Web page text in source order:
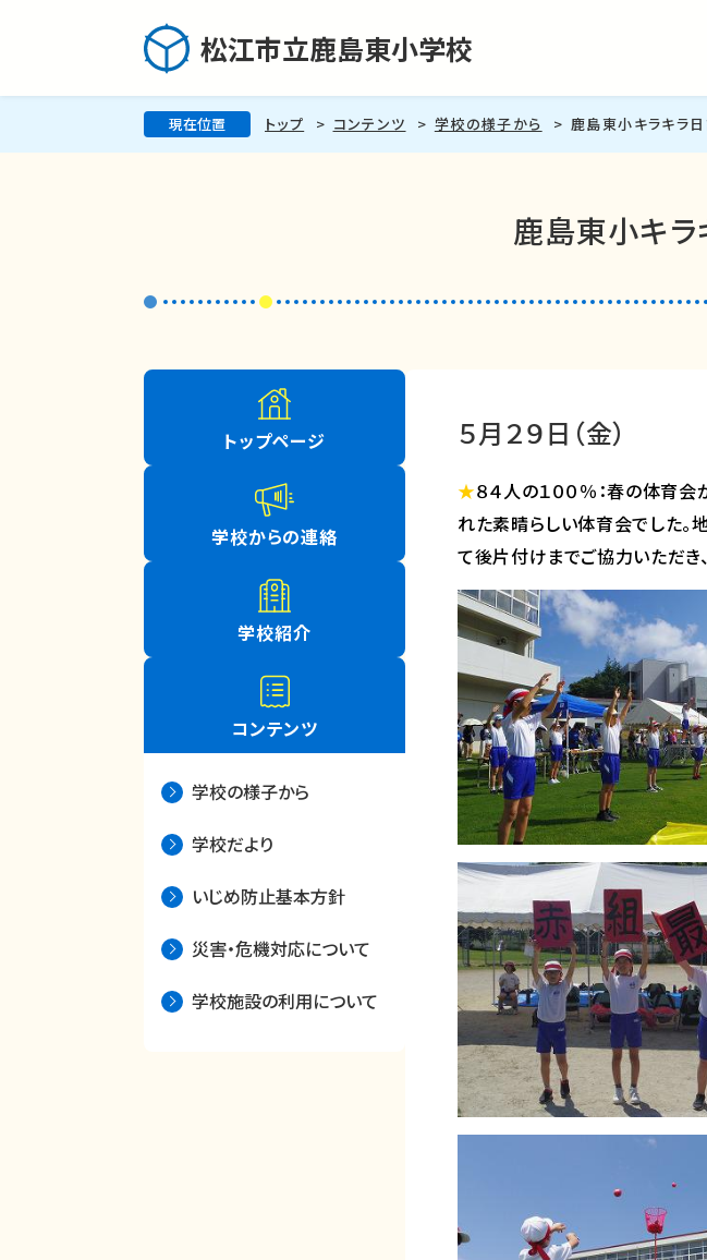
松江市立鹿島東小学校
現在位置 トップ コンテンツ 学校の様子から 鹿島東小キラキラ日
鹿島東小キラ
５月２９日（金）
★８４人の１００％：春の体育
れた素晴らしい体育会でした。
て後片付けまでご協力いただき
トップページ
学校からの連絡
学校紹介
コンテンツ
学校の様子から
学校だより
いじめ防止基本方針
災害・危機対応について
学校施設の利用について